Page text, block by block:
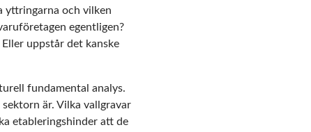
yttringarna och vilken
egentligen?
uppstår det kanske
fundamental analys.
är. Vilka vallgravar
etableringshinder att de